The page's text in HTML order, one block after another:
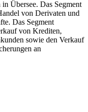
Übersee. Das Segment
von Derivaten und
Das Segment
von Krediten,
sowie den Verkauf
an